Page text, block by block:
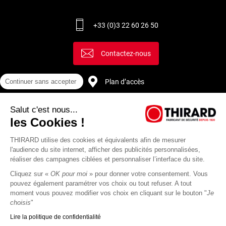
+33 (0)3 22 60 26 50
Contactez-nous
Plan d’accès
Continuer sans accepter
Salut c'est nous...
les Cookies !
THIRARD utilise des cookies et équivalents afin de mesurer
l'audience du site internet, afficher des publicités personnalisées,
réaliser des campagnes ciblées et personnaliser l’interface du site.
Cliquez sur « OK pour moi » pour donner votre consentement. Vous
pouvez également paramétrer vos choix ou tout refuser. A tout
moment vous pouvez modifier vos choix en cliquant sur le bouton "Je
choisis"
Lire la politique de confidentialité